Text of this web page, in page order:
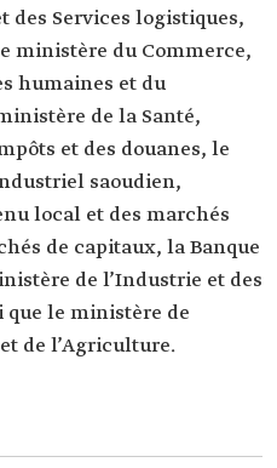
des Services logistiques,
ministère du Commerce,
humaines et du
de la Santé,
et des douanes, le
saoudien,
local et des marchés
de capitaux, la Banque
de l’Industrie et des
le ministère de
de l’Agriculture.